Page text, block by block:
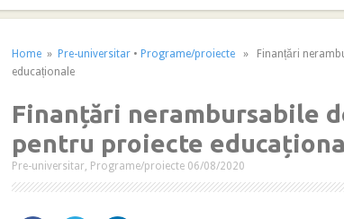
Home » Pre-universitar • Programe/proiecte » Finanțări
educaționale
Finanțări nerambursabile
pentru proiecte
Pre-universitar, Programe/proiecte 06/08/2020